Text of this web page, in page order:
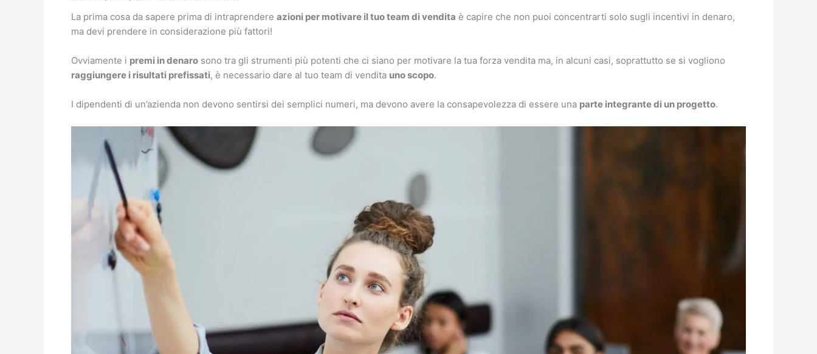
La prima cosa da sapere prima di intraprendere azioni per motivare il tuo team di vendita è capire che non puoi concentrarti solo sugli incentivi in denaro,
ma devi prendere in considerazione più fattori!
Ovviamente i premi in denaro sono tra gli strumenti più potenti che ci siano per motivare la tua forza vendita ma, in alcuni casi, soprattutto se si vogliono
raggiungere i risultati prefissati, è necessario dare al tuo team di vendita uno scopo.
I dipendenti di un’azienda non devono sentirsi dei semplici numeri, ma devono avere la consapevolezza di essere una parte integrante di un progetto.